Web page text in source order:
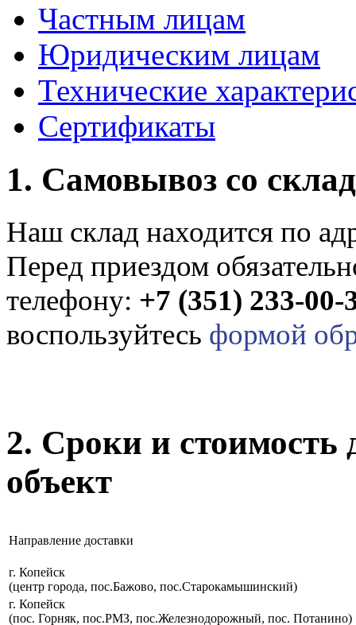
Частным лицам
Юридическим лицам
Технические
Сертификаты
1. Самовывоз со
Наш склад находится по
Перед приездом
телефону: +7 (351) 233-00-
воспользуйтесь формой
2. Сроки и стоимость
объект
Направление доставки
г. Копейск
(центр города, пос.Бажово, пос.Старокамышинский)
г. Копейск
(пос. Горняк, пос.РМЗ, пос.Железнодорожный, пос. Потанино)